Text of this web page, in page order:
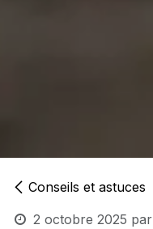
Conseils et astuces
2 octobre 2025 par